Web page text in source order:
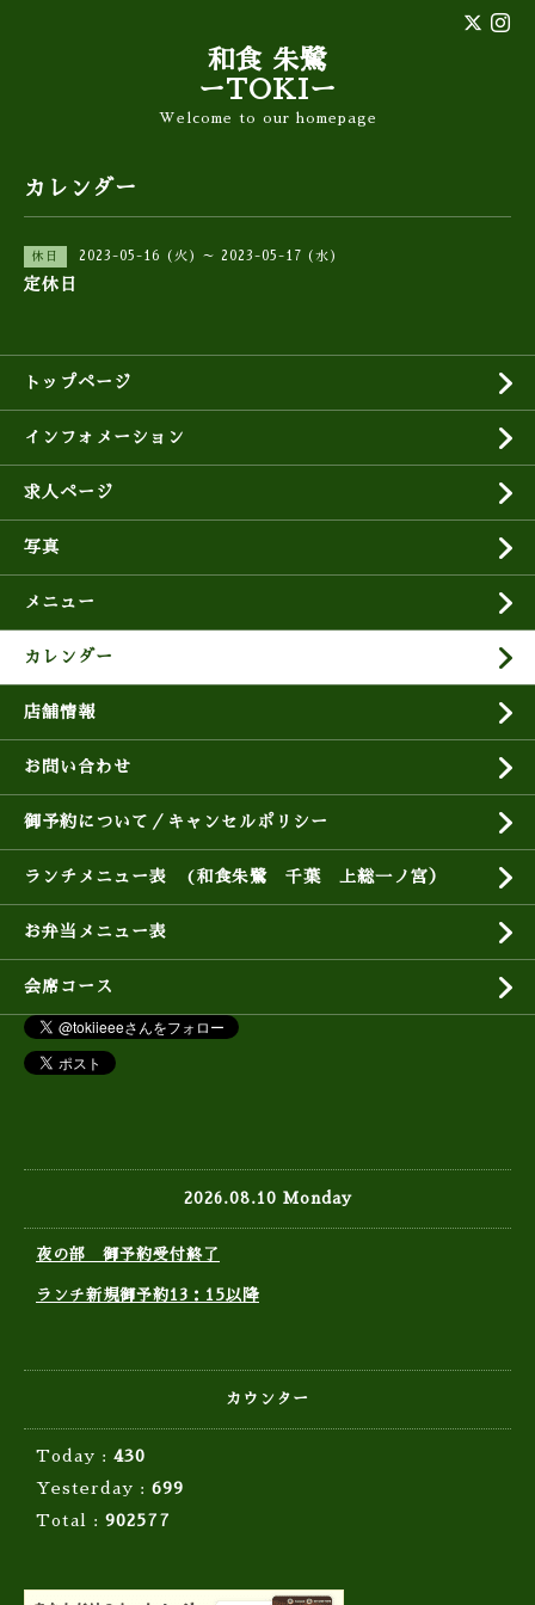
和食 朱鷺
ーTOKIー
Welcome to our homepage
カレンダー
休日 2023-05-16 (火) ～ 2023-05-17 (水)
定休日
トップページ
インフォメーション
求人ページ
写真
メニュー
カレンダー
店舗情報
お問い合わせ
御予約について／キャンセルポリシー
ランチメニュー表 (和食朱鷺 千葉 上総一ノ宮）
お弁当メニュー表
会席コース
2026.08.10 Monday
夜の部 御予約受付終了
ランチ新規御予約13：15以降
カウンター
Today : 430
Yesterday : 699
Total : 902577